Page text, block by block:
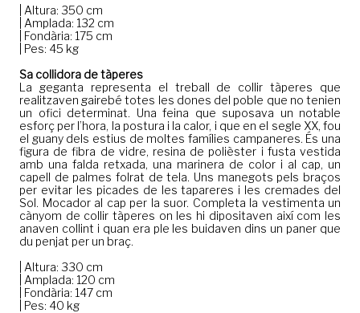
| Altura: 350 cm
| Amplada: 132 cm
| Fondària: 175 cm
| Pes: 45 kg
Sa collidora de tàperes
La geganta representa el treball de collir tàperes que
realitzaven gairebé totes les dones del poble que no tenien
un ofici determinat. Una feina que suposava un notable
esforç per l’hora, la postura i la calor, i que en el segle XX, fou
el guany dels estius de moltes famílies campaneres. És una
figura de fibra de vidre, resina de polièster i fusta vestida
amb una falda retxada, una marinera de color i al cap, un
capell de palmes folrat de tela. Uns manegots pels braços
per evitar les picades de les tapareres i les cremades del
Sol. Mocador al cap per la suor. Completa la vestimenta un
cànyom de collir tàperes on les hi dipositaven així com les
anaven collint i quan era ple les buidaven dins un paner que
du penjat per un braç.
| Altura: 330 cm
| Amplada: 120 cm
| Fondària: 147 cm
| Pes: 40 kg